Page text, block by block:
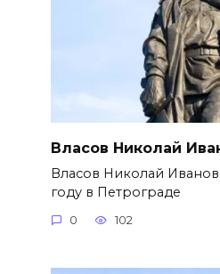
Власов Николай
Власов Николай
году в Петрограде
0 102